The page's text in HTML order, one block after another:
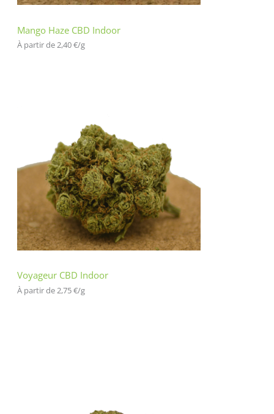
Mango Haze CBD Indoor
À partir de 2,40€/g
Voyageur CBD Indoor
À partir de 2,75€/g